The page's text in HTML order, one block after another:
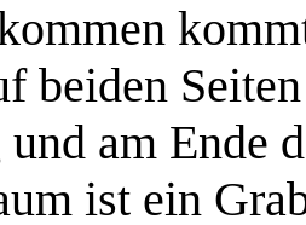
beiden
am Ende
ist ein